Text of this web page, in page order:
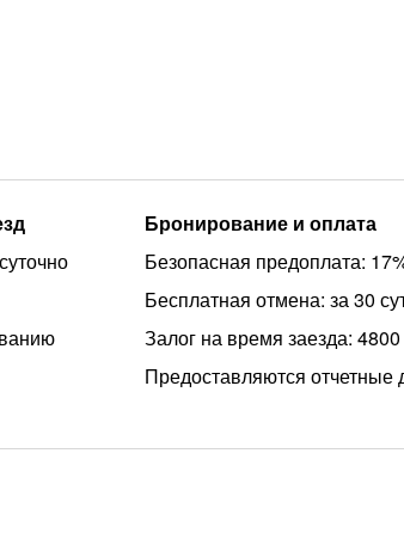
Бронирование и оплата
Безопасная предоплата:
Бесплатная отмена: за 30
Залог на время заезда:
Предоставляются отчетные